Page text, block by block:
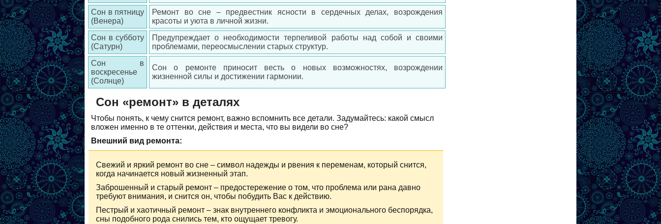
Сон в пятницу
(Венера)
Ремонт во сне – предвестник ясности в сердечных делах, возрождения
красоты и уюта в личной жизни.
Сон в субботу
(Сатурн)
Предупреждает о необходимости терпеливой работы над собой и своими
проблемами, переосмыслении старых структур.
Сон в
воскресенье
(Солнце)
Сон о ремонте приносит весть о новых возможностях, возрождении
жизненной силы и достижении гармонии.
Сон «ремонт» в деталях
Чтобы понять, к чему снится ремонт, важно вспомнить все детали. Задумайтесь: какой смысл
вложен именно в те оттенки, действия и места, что вы видели во сне?
Внешний вид ремонта:
Свежий и яркий ремонт во сне – символ надежды и рвения к переменам, который снится,
когда начинается новый жизненный этап.
Заброшенный и старый ремонт – предостережение о том, что проблема или рана давно
требуют внимания, и снится он, чтобы побудить Вас к действию.
Пестрый и хаотичный ремонт – знак внутреннего конфликта и эмоционального беспорядка,
сны подобного рода снились тем, кто ощущает тревогу.